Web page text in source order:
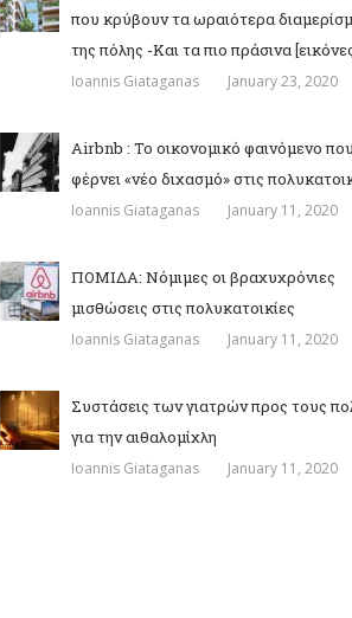
που κρύβουν τα ωραιότερα
της πόλης -Και τα πιο πράσινα
Ioannis Giataganas January 23, 2020
Airbnb : Το οικονομικό φαινόμενο που
φέρνει «νέο διχασμό» στις
Ioannis Giataganas January 11, 2020
ΠΟΜΙΔΑ: Νόμιμες οι βραχυχρόνιες
μισθώσεις στις πολυκατοικίες
Ioannis Giataganas January 11, 2020
Συστάσεις των γιατρών προς τους
για την αιθαλομίχλη
Ioannis Giataganas January 11, 2020